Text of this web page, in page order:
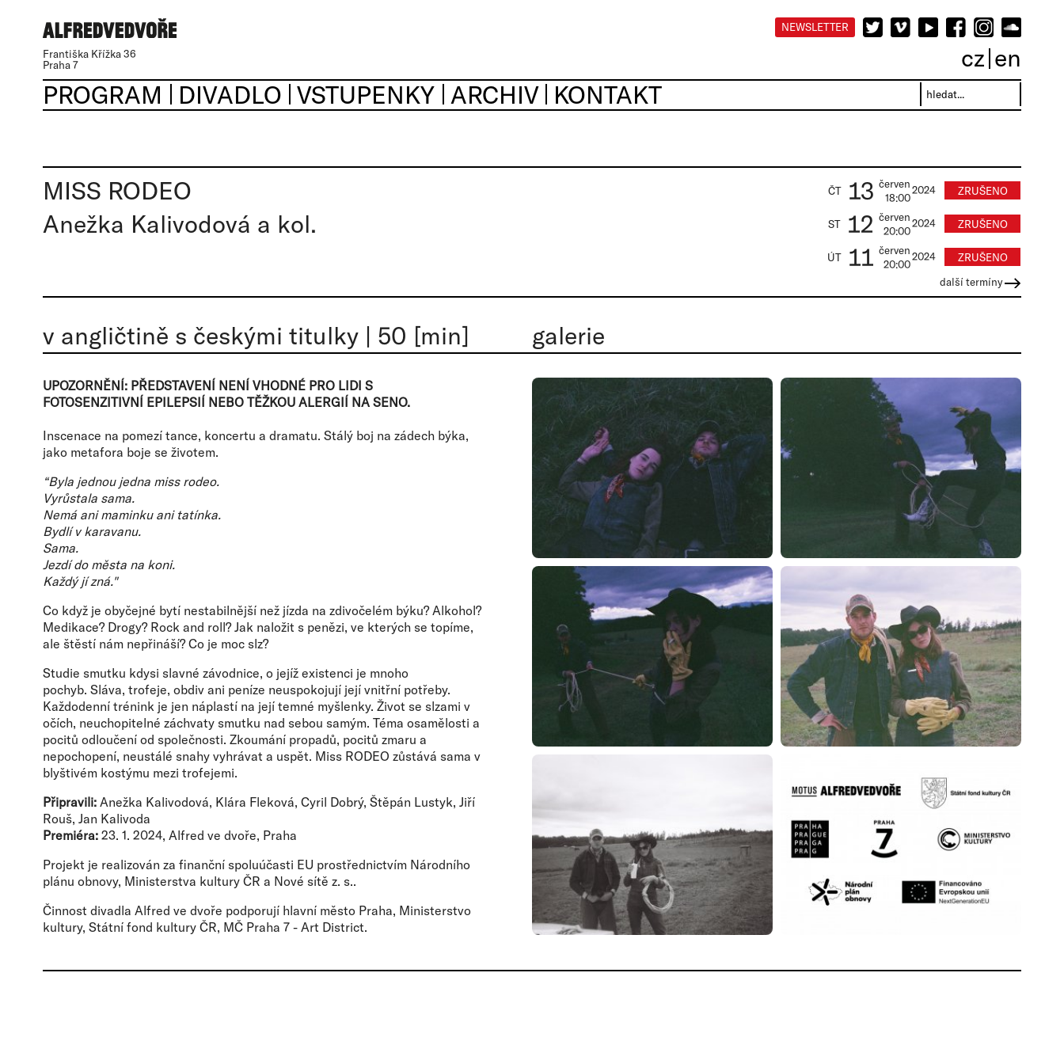
Františka Křížka 36
Praha 7
NEWSLETTER
cz en
PROGRAM
DIVADLO VSTUPENKY ARCHIV KONTAKT
MISS RODEO
Anežka Kalivodová a kol.
ČT 13 červen
18:00
2024 ZRUŠENO
ST 12 červen
20:00
2024 ZRUŠENO
ÚT 11 červen
20:00
2024
ZRUŠENO
další termíny
v angličtině s českými titulky | 50 [min] galerie
UPOZORNĚNÍ: PŘEDSTAVENÍ NENÍ VHODNÉ PRO LIDI S
FOTOSENZITIVNÍ EPILEPSIÍ NEBO TĚŽKOU ALERGIÍ NA SENO.
Inscenace na pomezí tance, koncertu a dramatu. Stálý boj na zádech býka,
jako metafora boje se životem.
“Byla jednou jedna miss rodeo.
Vyrůstala sama.
Nemá ani maminku ani tatínka.
Bydlí v karavanu.
Sama.
Jezdí do města na koni.
Každý jí zná."
Co když je obyčejné bytí nestabilnější než jízda na zdivočelém býku? Alkohol?
Medikace? Drogy? Rock and roll? Jak naložit s penězi, ve kterých se topíme,
ale štěstí nám nepřináší? Co je moc slz?
Studie smutku kdysi slavné závodnice, o jejíž existenci je mnoho
pochyb. Sláva, trofeje, obdiv ani peníze neuspokojují její vnitřní potřeby.
Každodenní trénink je jen náplastí na její temné myšlenky. Život se slzami v
očích, neuchopitelné záchvaty smutku nad sebou samým. Téma osamělosti a
pocitů odloučení od společnosti. Zkoumání propadů, pocitů zmaru a
nepochopení, neustálé snahy vyhrávat a uspět. Miss RODEO zůstává sama v
blyštivém kostýmu mezi trofejemi.
Připravili: Anežka Kalivodová, Klára Fleková, Cyril Dobrý, Štěpán Lustyk, Jiří
Rouš, Jan Kalivoda
Premiéra: 23. 1. 2024, Alfred ve dvoře, Praha
Projekt je realizován za finanční spoluúčasti EU prostřednictvím Národního
plánu obnovy, Ministerstva kultury ČR a Nové sítě z. s..
Činnost divadla Alfred ve dvoře podporují hlavní město Praha, Ministerstvo
kultury, Státní fond kultury ČR, MČ Praha 7 - Art District.